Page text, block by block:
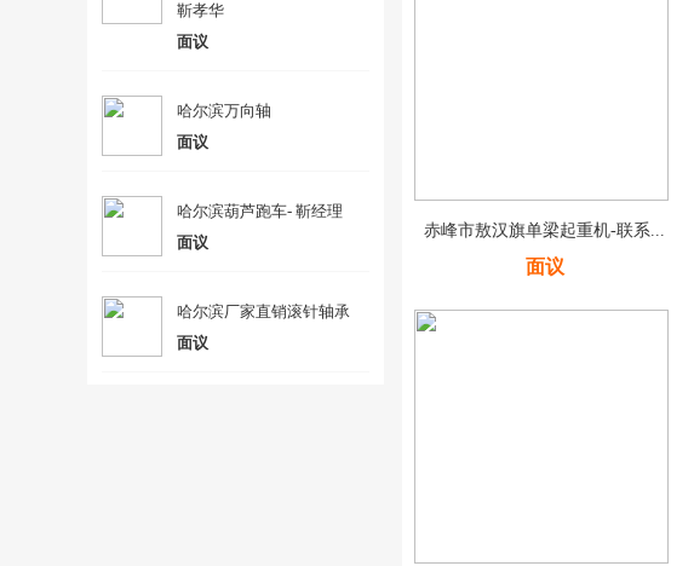
靳孝华
面议
哈尔滨万向轴
面议
哈尔滨葫芦跑车- 靳经理
面议
哈尔滨厂家直销滚针轴承
面议
赤峰市敖汉旗单梁起重机-联系...
面议